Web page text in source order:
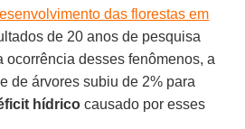
das florestas em
de 20 anos de pesquisa
ocorrência desses fenômenos, a
de árvores subiu de 2% para
hídrico causado por esses